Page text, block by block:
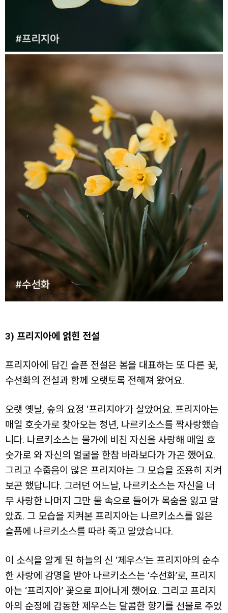
3) 프리지아에 얽힌 전설
프리지아에 담긴 슬픈 전설은 봄을 대표하는 또 다른 꽃,
수선화의 전설과 함께 오랫토록 전해져 왔어요.
오랫 옛날, 숲의 요정 ‘프리지아’가 살았어요. 프리지아는
매일 호숫가로 찾아오는 청년, 나르키소스를 짝사랑했습
니다. 나르키소스는 물가에 비친 자신을 사랑해 매일 호
숫가로 와 자신의 얼굴을 한참 바라보다가 가곤 했어요.
그리고 수줍음이 많은 프리지아는 그 모습을 조용히 지켜
보곤 했답니다. 그러던 어느날, 나르키소스는 자신을 너
무 사랑한 나머지 그만 물 속으로 들어가 목숨을 잃고 말
았죠. 그 모습을 지켜본 프리지아는 나르키소스를 잃은
슬픔에 나르키소스를 따라 죽고 말았습니다.
이 소식을 알게 된 하늘의 신 ‘제우스’는 프리지아의 순수
한 사랑에 감명을 받아 나르키소스는 ‘수선화’로, 프리지
아는 ‘프리지아’ 꽃으로 피어나게 했어요. 그리고 프리지
아의 순정에 감동한 제우스는 달콤한 향기를 선물로 주었